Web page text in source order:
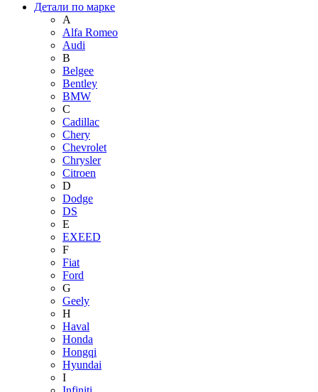
Детали по марке
A
Alfa Romeo
Audi
B
Belgee
Bentley
BMW
C
Cadillac
Chery
Chevrolet
Chrysler
Citroen
D
Dodge
DS
E
EXEED
F
Fiat
Ford
G
Geely
H
Haval
Honda
Hongqi
Hyundai
I